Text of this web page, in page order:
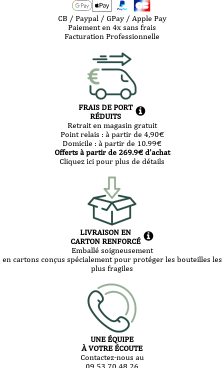
CB / Paypal / GPay / Apple Pay
Paiement en 4x sans frais
Facturation Professionnelle
FRAIS DE PORT
RÉDUITS
Retrait en magasin gratuit
Point relais : à partir de 4,90€
Domicile : à partir de 10.99€
Offerts à partir de 269.9€ d’achat
Cliquez ici pour plus de détails
LIVRAISON EN
CARTON RENFORCÉ
Emballé soigneusement
en cartons conçus spécialement pour protéger les bouteilles les
plus fragiles
UNE ÉQUIPE
À VOTRE ÉCOUTE
Contactez-nous au